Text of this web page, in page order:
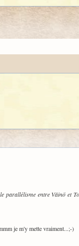
parallélisme entre Väinö et
je m'y mette vraiment...;-)